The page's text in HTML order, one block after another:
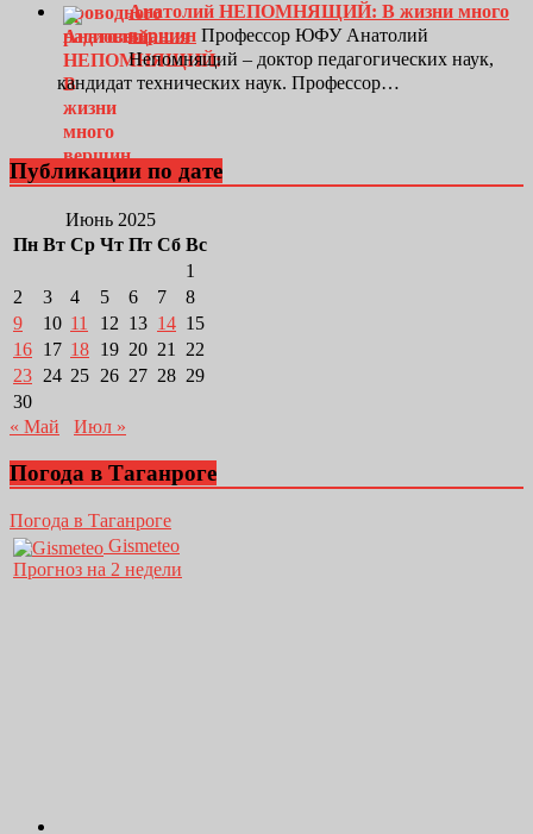
Анатолий НЕПОМНЯЩИЙ: В жизни много
вершин Профессор ЮФУ Анатолий
Непомнящий – доктор педагогических наук,
кандидат технических наук. Профессор…
Публикации по дате
Июнь 2025
Пн Вт Ср Чт Пт Сб Вс
1
2
3 4 5 6 7
8
9
10 11 12 13 14 15
16 17 18 19 20 21
22
23 24 25 26 27 28 29
30
« Май
Июл »
Погода в Таганроге
Погода в Таганроге
Gismeteo
Прогноз на 2 недели